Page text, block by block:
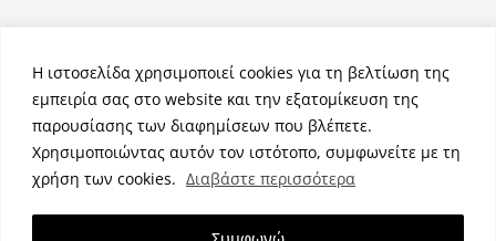
Η ιστοσελίδα χρησιμοποιεί cookies για τη βελτίωση της
εμπειρία σας στο website και την εξατομίκευση της
παρουσίασης των διαφημίσεων που βλέπετε.
Χρησιμοποιώντας αυτόν τον ιστότοπο, συμφωνείτε με τη
χρήση των cookies. Διαβάστε περισσότερα
Πνευματικά Δικαιώματα © 2026NemeaPress. Τα πνευματικά
δικαιώματα προστατεύονται.
Θέμα:ColorMagαπό ThemeGrill. Κατασκευασμένο με